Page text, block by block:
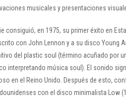
musicales y presentaciones
consiguió, en 1975, su primer éxito en
con John Lennon y a su disco Young
del plastic soul (término acuñado por
interpretando música soul). El sonido
en el Reino Unido. Después de esto,
con el disco minimalista Low